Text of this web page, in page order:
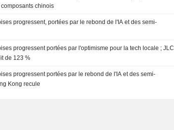
chinois
progressent, portées par le rebond de l'IA et des semi-
progressent portées par l'optimisme pour la tech locale ; JLC
de 123 %
progressent portées par le rebond de l'IA et des semi-
Kong recule